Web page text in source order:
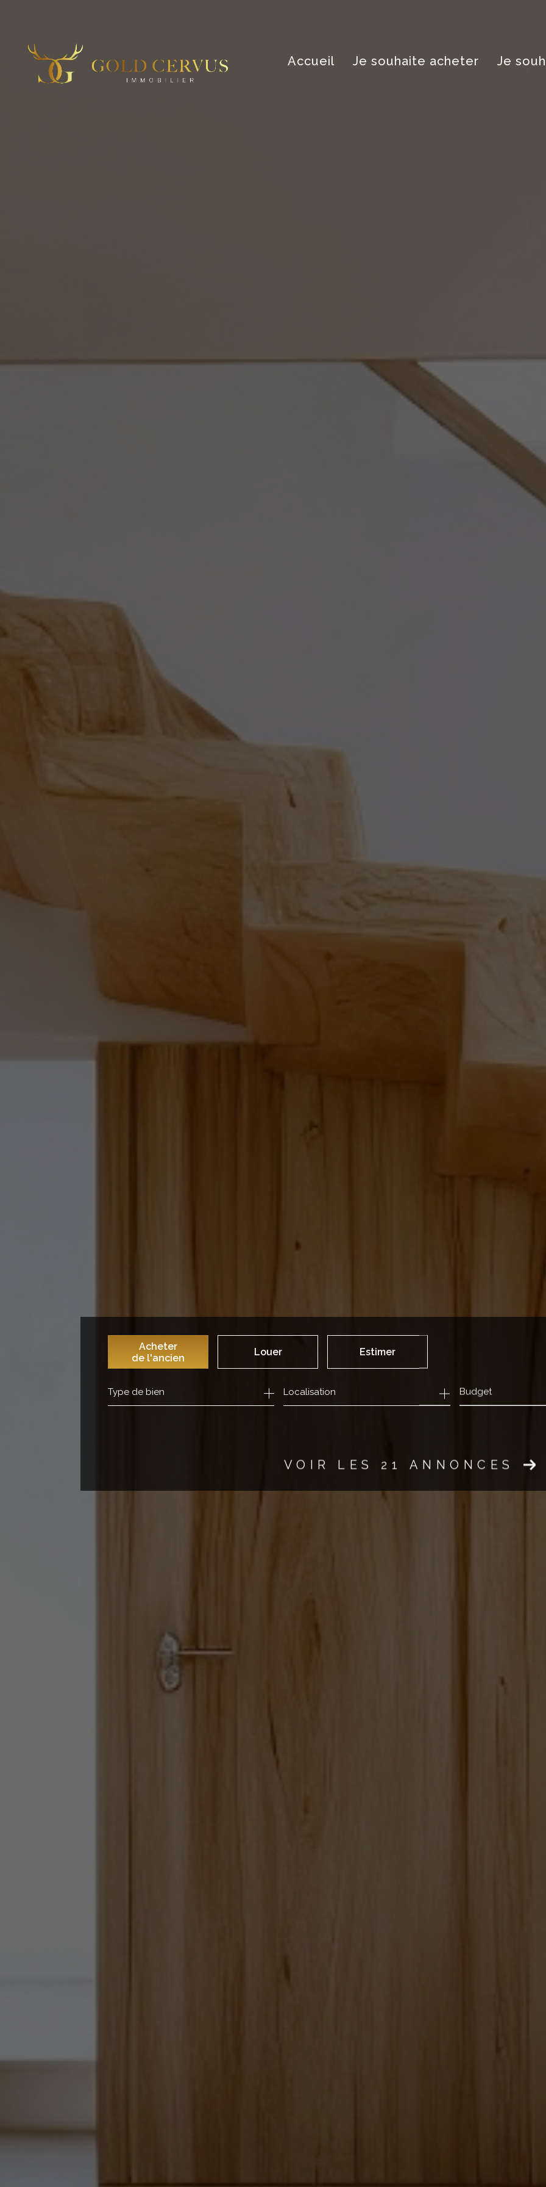
Accueil Je souhaite acheter Je
Acheter
de l'ancien
de l'ancien
Louer
à l'année
Estimer
Type de bien Budget
VOIR LES 21 ANNONCES